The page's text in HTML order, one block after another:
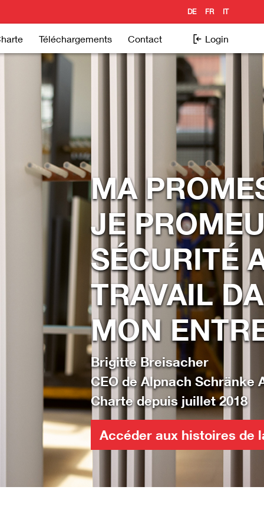
DE FR IT
Téléchargements Contact Login
MA
JE
SÉCURITÉ
TRAVAIL
MON
Brigitte Breisacher
CEO de Alpnach Schränke
Charte depuis juillet 2018
Accéder aux histoires de